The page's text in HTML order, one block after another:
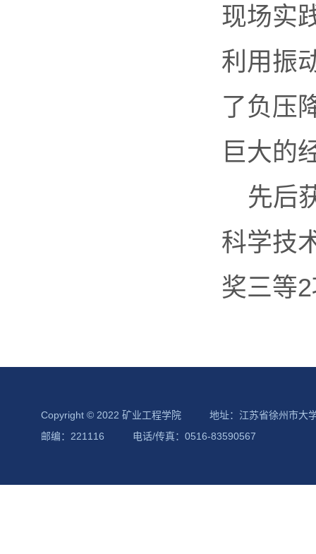
现场实
利用振
了负压
巨大的
先后
科学技
奖三等
Copyright © 2022 矿业工程学院
地址：江苏省徐州市大
邮编：221116
电话/传真：0516-83590567